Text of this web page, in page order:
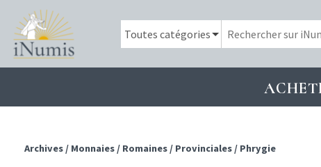
Archives / Monnaies / Romaines / Provinciales / Phrygie